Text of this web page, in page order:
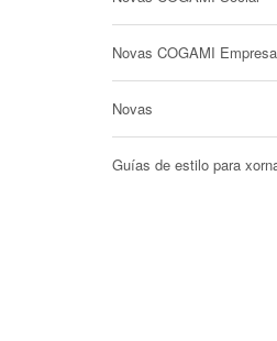
Novas COGAMI
Novas
Guías de estilo para